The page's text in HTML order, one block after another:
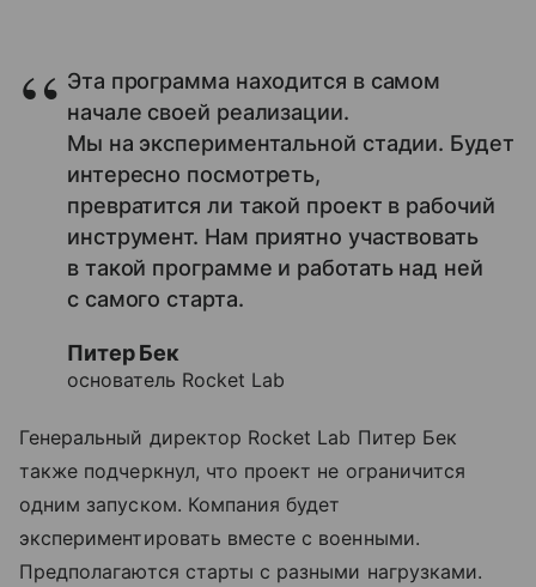
Эта программа находится в самом
начале своей реализации.
Мы на экспериментальной стадии. Будет
интересно посмотреть,
превратится ли такой проект в рабочий
инструмент. Нам приятно участвовать
в такой программе и работать над ней
с самого старта.
Питер Бек
основатель Rocket Lab
Генеральный директор Rocket Lab Питер Бек
также подчеркнул, что проект не ограничится
одним запуском. Компания будет
экспериментировать вместе с военными.
Предполагаются старты с разными нагрузками.